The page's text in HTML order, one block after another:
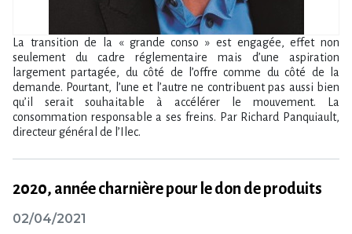
La transition de la « grande conso » est engagée, effet non
seulement du cadre réglementaire mais d’une aspiration
largement partagée, du côté de l’offre comme du côté de la
demande. Pourtant, l’une et l’autre ne contribuent pas aussi bien
qu’il serait souhaitable à accélérer le mouvement. La
consommation responsable a ses freins. Par Richard Panquiault,
directeur général de l’Ilec.
2020, année charnière pour le don de produits
02/04/2021